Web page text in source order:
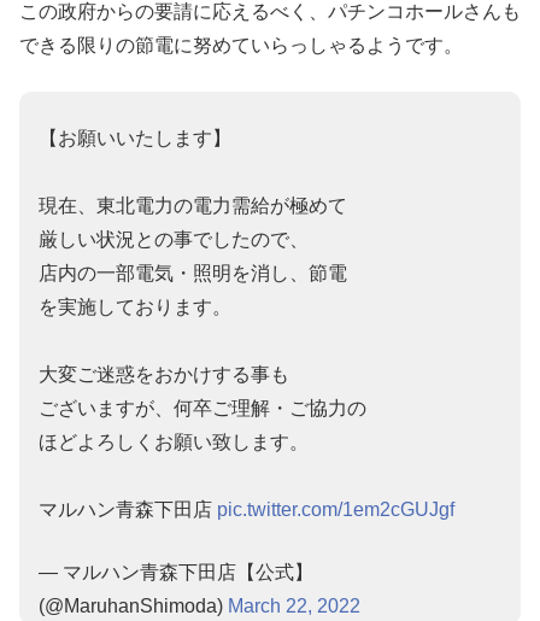
この政府からの要請に応えるべく、パチンコホールさんも
できる限りの節電に努めていらっしゃるようです。
【お願いいたします】
現在、東北電力の電力需給が極めて
厳しい状況との事でしたので、
店内の一部電気・照明を消し、節電
を実施しております。
大変ご迷惑をおかけする事も
ございますが、何卒ご理解・ご協力の
ほどよろしくお願い致します。
マルハン青森下田店 pic.twitter.com/1em2cGUJgf
— マルハン青森下田店【公式】
(@MaruhanShimoda) March 22, 2022